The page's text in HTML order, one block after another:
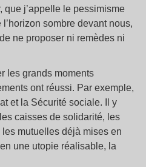
que j’appelle le pessimisme
sombre devant nous,
ne proposer ni remèdes ni
les grands moments
ont réussi. Par exemple,
et la Sécurité sociale. Il y
caisses de solidarité, les
mutuelles déjà mises en
une utopie réalisable, la